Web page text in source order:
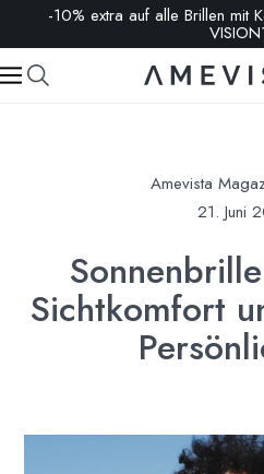
-10% extra auf alle Brillen mit
Amevista
21. Juni
Sichtkomfort